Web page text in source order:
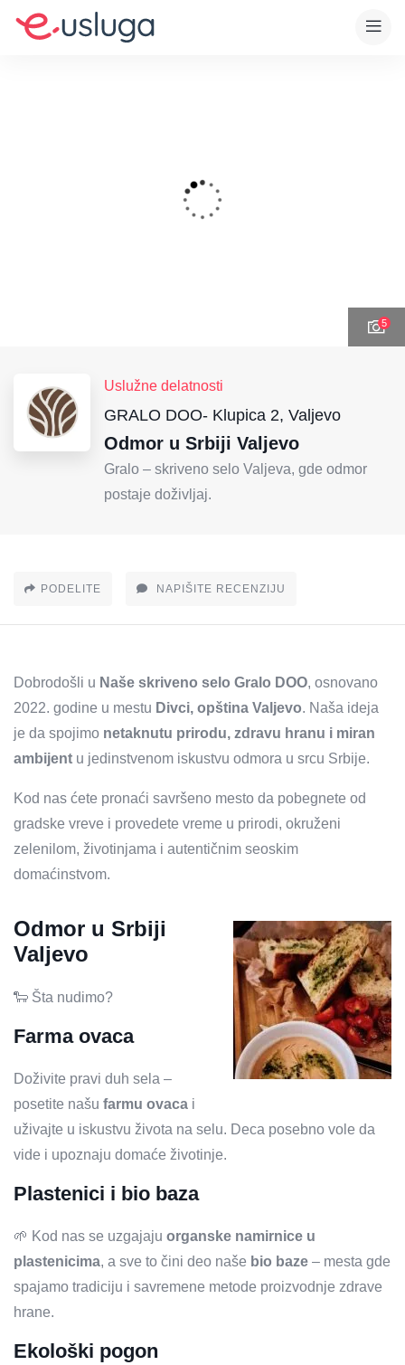
5
Uslužne delatnosti
GRALO DOO- Klupica 2, Valjevo
Odmor u Srbiji Valjevo
Gralo – skriveno selo Valjeva, gde odmor
postaje doživljaj.
PODELITE NAPIŠITE RECENZIJU
Dobrodošli u Naše skriveno selo Gralo DOO, osnovano
2022. godine u mestu Divci, opština Valjevo. Naša ideja
je da spojimo netaknutu prirodu, zdravu hranu i miran
ambijent u jedinstvenom iskustvu odmora u srcu Srbije.
Kod nas ćete pronaći savršeno mesto da pobegnete od
gradske vreve i provedete vreme u prirodi, okruženi
zelenilom, životinjama i autentičnim seoskim
domaćinstvom.
Odmor u Srbiji
Valjevo
🐑 Šta nudimo?
Farma ovaca
Doživite pravi duh sela –
posetite našu farmu ovaca i
uživajte u iskustvu života na selu. Deca posebno vole da
vide i upoznaju domaće životinje.
Plastenici i bio baza
🌱 Kod nas se uzgajaju organske namirnice u
plastenicima, a sve to čini deo naše bio baze – mesta gde
spajamo tradiciju i savremene metode proizvodnje zdrave
hrane.
Ekološki pogon